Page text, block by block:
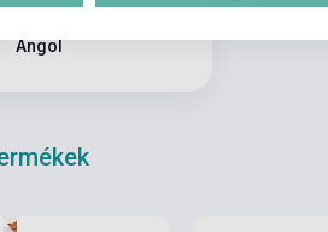
Angol